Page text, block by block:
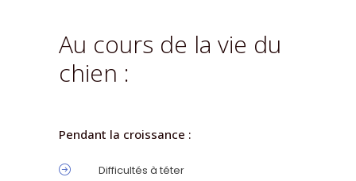
Au cours de la vie du
chien :
Pendant la croissance :
Difficultés à téter